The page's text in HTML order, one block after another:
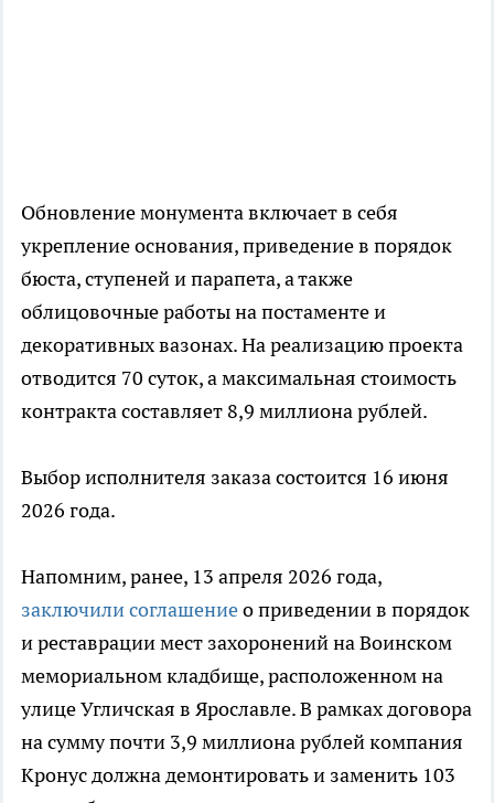
Обновление монумента включает в себя
укрепление основания, приведение в порядок
бюста, ступеней и парапета, а также
облицовочные работы на постаменте и
декоративных вазонах. На реализацию проекта
отводится 70 суток, а максимальная стоимость
контракта составляет 8,9 миллиона рублей.
Выбор исполнителя заказа состоится 16 июня
2026 года.
Напомним, ранее, 13 апреля 2026 года,
заключили соглашениео приведении в порядок
и реставрации мест захоронений на Воинском
мемориальном кладбище, расположенном на
улице Угличская в Ярославле. В рамках договора
на сумму почти 3,9 миллиона рублей компания
Кронус должна демонтировать и заменить 103